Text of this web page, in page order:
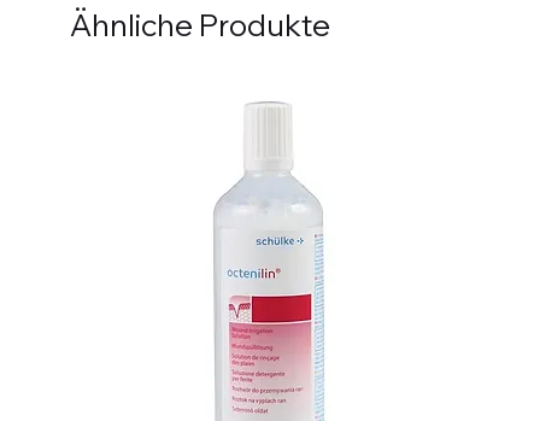
Ähnliche Produkte